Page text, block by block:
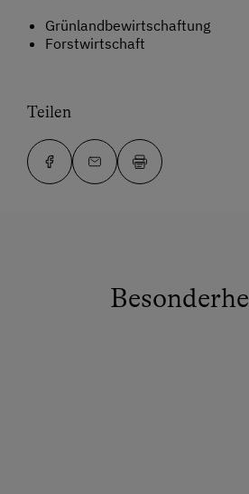
Grünlandbewirtschaftung
Forstwirtschaft
Teilen